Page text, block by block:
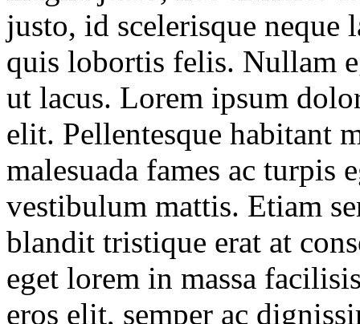
justo, id scelerisque neque
quis lobortis felis. Nullam
ut lacus. Lorem ipsum
elit. Pellentesque habitant
malesuada fames ac turpis
vestibulum mattis. Etiam
blandit tristique erat at
eget lorem in massa
eros elit, semper ac